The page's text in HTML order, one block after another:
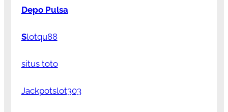
Depo Pulsa
Slotqu88
situs toto
Jackpotslot303